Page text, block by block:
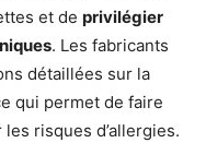
et de privilégier
. Les fabricants
détaillées sur la
qui permet de faire
risques d’allergies.